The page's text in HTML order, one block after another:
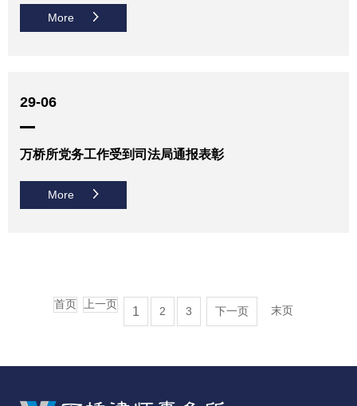
More
29-06
万桥所党务工作受到司法局通报表彰
More
首页 上一页
1 2 3 下一页 末页